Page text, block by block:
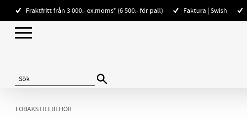
Fraktfritt från 3 000:- ex.moms* (6 500:- för pall) Faktura | Swish
TOBAKSTILLBEHÖR